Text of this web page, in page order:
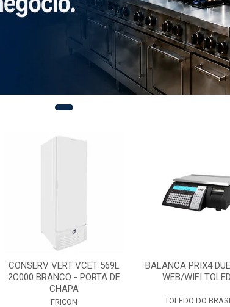
CONSERV VERT VCET 569L
2C000 BRANCO - PORTA DE
CHAPA
FRICON
BALANCA PRIX4
WEB/WIFI
TOLEDO DO